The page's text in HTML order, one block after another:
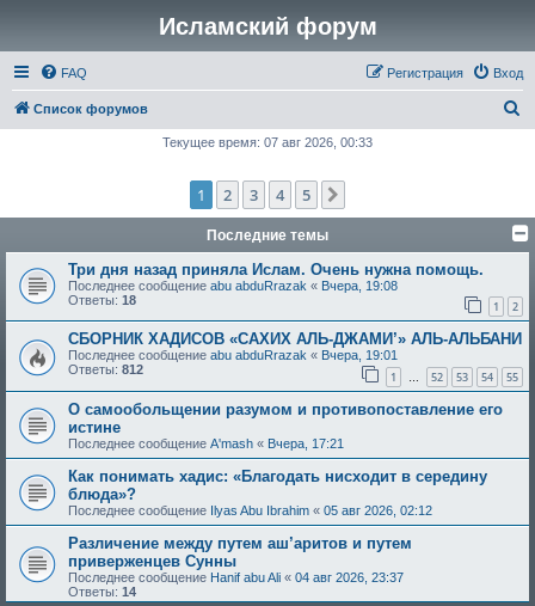
Исламский форум
FAQ Вход
Регистрация
Список форумов
к
Текущее время: 07 авг 2026, 00:33
1 2 3 4 5
Последние темы
Три дня назад приняла Ислам. Очень нужна помощь.
Последнее сообщение abu abduRrazak « Вчера, 19:08
Ответы: 18 1 2
СБОРНИК ХАДИСОВ «САХИХ АЛЬ-ДЖАМИ’» АЛЬ-АЛЬБАНИ
Последнее сообщение abu abduRrazak « Вчера, 19:01
Ответы: 812 1 … 52 53 54 55
О самообольщении разумом и противопоставление его
истине
Последнее сообщение A'mash « Вчера, 17:21
Как понимать хадис: «Благодать нисходит в середину
блюда»?
Последнее сообщение Ilyas Abu Ibrahim « 05 авг 2026, 02:12
Различение между путем аш’аритов и путем
приверженцев Сунны
Последнее сообщение Hanif abu Ali « 04 авг 2026, 23:37
Ответы: 14